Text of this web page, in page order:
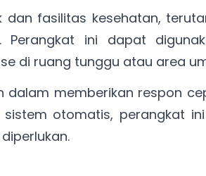
dan fasilitas kesehatan,
ini dapat
di ruang tunggu atau area
dalam memberikan respon
otomatis, perangkat